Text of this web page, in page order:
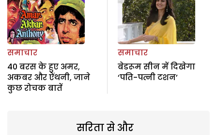
समाचार
40 बरस के हुए अमर,
अकबर और ऐंथनी, जाने
कुछ रोचक बातें
समाचार
बेडरूम सीन में दिखेगा
‘पति-पत्नी टशन’
सरिता से और